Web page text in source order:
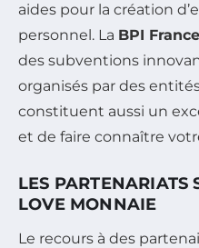
aides pour la création
personnel. La BPI France
des subventions
organisés par des
constituent aussi un
et de faire connaître
LES PARTENARIATS
LOVE MONNAIE
Le recours à des